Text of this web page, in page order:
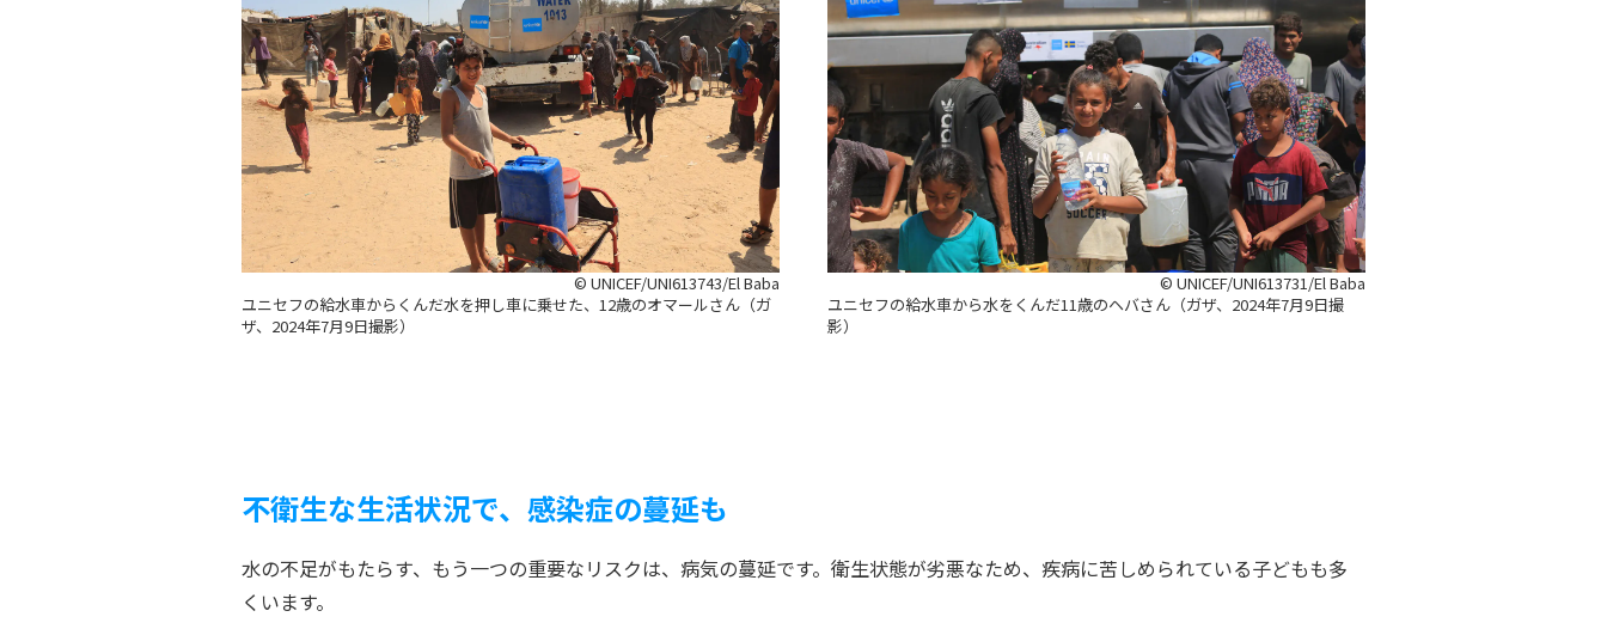
© UNICEF/UNI613743/El Baba
ユニセフの給水車からくんだ水を押し車に乗せた、12歳のオマールさん（ガ
ザ、2024年7月9日撮影）
© UNICEF/UNI613731/El Baba
ユニセフの給水車から水をくんだ11歳のヘバさん（ガザ、2024年7月9日撮
影）
不衛生な生活状況で、感染症の蔓延も
水の不足がもたらす、もう一つの重要なリスクは、病気の蔓延です。衛生状態が劣悪なため、疾病に苦しめられている子どもも多
くいます。